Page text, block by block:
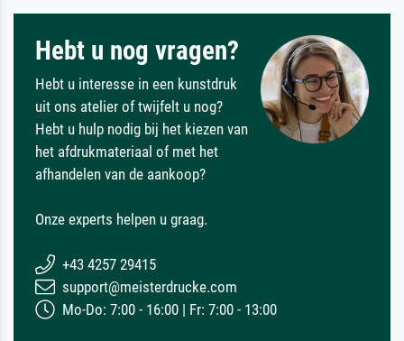
Hebt u nog vragen?
Hebt u interesse in een kunstdruk
uit ons atelier of twijfelt u nog?
Hebt u hulp nodig bij het kiezen van
het afdrukmateriaal of met het
afhandelen van de aankoop?
Onze experts helpen u graag.
+43 4257 29415
support@meisterdrucke.com
Mo-Do: 7:00 - 16:00 | Fr: 7:00 - 13:00